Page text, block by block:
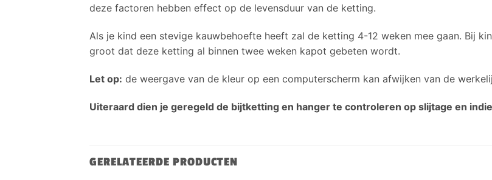
deze factoren hebben effect op de levensduur van de ketting.
Als je kind een stevige kauwbehoefte heeft zal de ketting 4-12 weken mee gaan. Bij
groot dat deze ketting al binnen twee weken kapot gebeten wordt.
Let op: de weergave van de kleur op een computerscherm kan afwijken van de
Uiteraard dien je geregeld de bijtketting en hanger te controleren op slijtage en
GERELATEERDE PRODUCTEN